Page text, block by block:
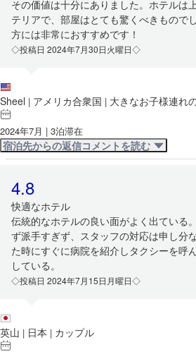
その価値は十分にありました。ホテルは
テリアで、部屋はとても驚くべきもので
方には非常におすすめです！
◇投稿日 2024年7月30日火曜日◇
Sheel | アメリカ合衆国 | 大きなお子様連れ
2024年7月 | 3泊滞在
宿泊先からの返信コメントを読む
4.8
快適なホテル
伝統的なホテルの良い面がよく出ている
ず派手すぎず、スタッフの対応は申し分
た時にすぐに病院を紹介しタクシーを呼
している。
◇投稿日 2024年7月15日月曜日◇
英山 | 日本 | カップル